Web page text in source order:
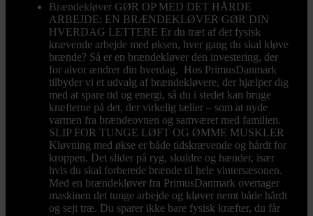
Brændekløver GØR OP MED DET HÅRDE
ARBEJDE: EN BRÆNDEKLØVER GØR DIN
HVERDAG LETTERE Er du træt af det fysisk
krævende arbejde med øksen, hver gang du skal kløve
brænde? Så er en brændekløver den investering, der
for alvor ændrer din hverdag. Hos PrimusDanmark
tilbyder vi et udvalg af brændekløvere, der hjælper dig
med at spare tid og energi, så du i stedet kan bruge
kræfterne på det, der virkelig tæller – som at nyde
varmen fra brændeovnen og samværet med familien.
SLIP FOR TUNGE LØFT OG ØMME MUSKLER
Kløvning med økse er både tidskrævende og hårdt for
kroppen. Det slider på ryg, skuldre og hænder, især
hvis du skal forberede brænde til hele vintersæsonen.
Med en brændekløver fra PrimusDanmark overtager
maskinen det tunge arbejde og kløver nemt både hårdt
og sejt træ. Du sparer ikke bare fysisk kræfter, du får